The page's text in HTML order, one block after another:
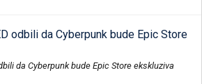
odbili da Cyberpunk bude Epic Store
da Cyberpunk bude Epic Store ekskluziva